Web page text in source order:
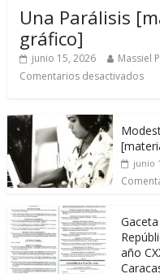
Una Parálisis
gráfico]
junio 15, 2026
Massiel
Comentarios desactivados
junio
año